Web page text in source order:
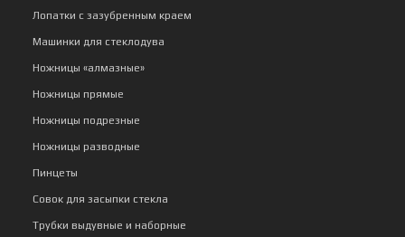
Лопатки с зазубренным краем
Машинки для стеклодува
Ножницы «алмазные»
Ножницы прямые
Ножницы подрезные
Ножницы разводные
Пинцеты
Совок для засыпки стекла
Трубки выдувные и наборные